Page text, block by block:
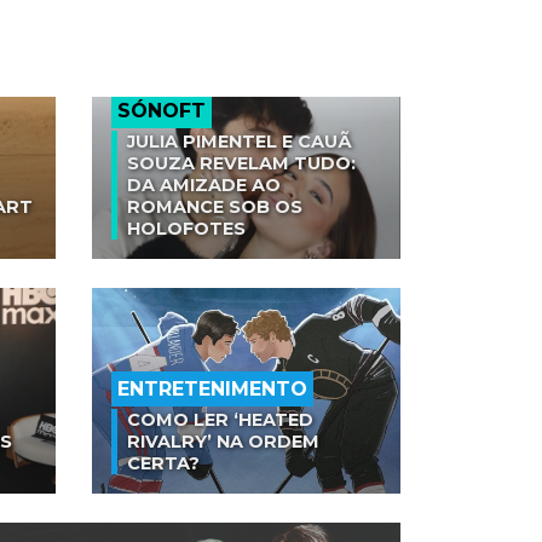
SÓNOFT
JULIA PIMENTEL E CAUÃ
SOUZA REVELAM TUDO:
DA AMIZADE AO
ROMANCE SOB OS
HOLOFOTES
ENTRETENIMENTO
COMO LER ‘HEATED
RIVALRY’ NA ORDEM
CERTA?